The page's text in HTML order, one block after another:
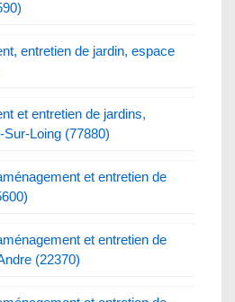
entretien de jardin, espace
et entretien de jardins,
Loing (77880)
et entretien de
et entretien de
(22370)